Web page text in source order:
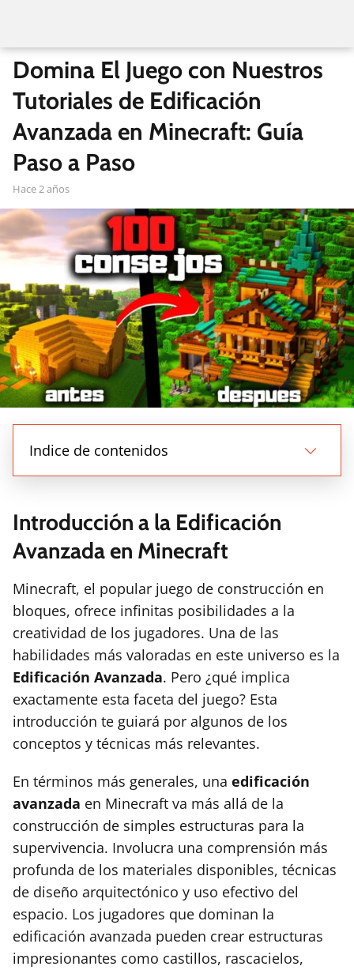
Domina El Juego con Nuestros
Tutoriales de Edificación
Avanzada en Minecraft: Guía
Paso a Paso
hace 2 años
Indice de contenidos
Introducción a la Edificación
Avanzada en Minecraft
Minecraft, el popular juego de construcción en
bloques, ofrece infinitas posibilidades a la
creatividad de los jugadores. Una de las
habilidades más valoradas en este universo es la
Edificación Avanzada. Pero ¿qué implica
exactamente esta faceta del juego? Esta
introducción te guiará por algunos de los
conceptos y técnicas más relevantes.
En términos más generales, una edificación
avanzada en Minecraft va más allá de la
construcción de simples estructuras para la
supervivencia. Involucra una comprensión más
profunda de los materiales disponibles, técnicas
de diseño arquitectónico y uso efectivo del
espacio. Los jugadores que dominan la
edificación avanzada pueden crear estructuras
impresionantes como castillos, rascacielos,